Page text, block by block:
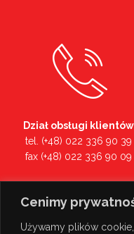
Cenimy
Używamy plików
Dział obsługi klientów
tel. (+48) 022 336 90 39
fax (+48) 022 336 90 09
tel. (+48) 022 336 90 00